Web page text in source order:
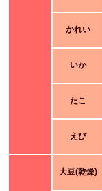
かれい
いか
たこ
えび
大豆(乾燥)